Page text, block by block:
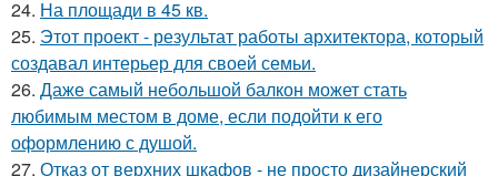
24. На площади в 45 кв.
25. Этот проект - результат работы архитектора, который
создавал интерьер для своей семьи.
26. Даже самый небольшой балкон может стать
любимым местом в доме, если подойти к его
оформлению с душой.
27. Отказ от верхних шкафов - не просто дизайнерский